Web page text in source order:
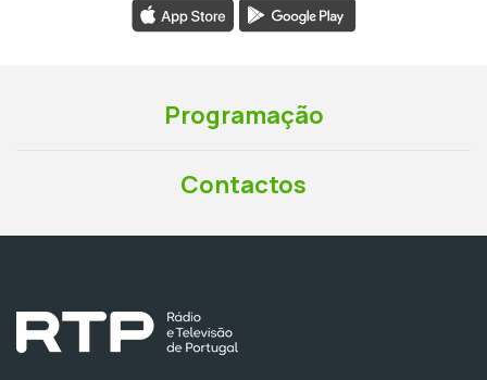
Programação
Contactos